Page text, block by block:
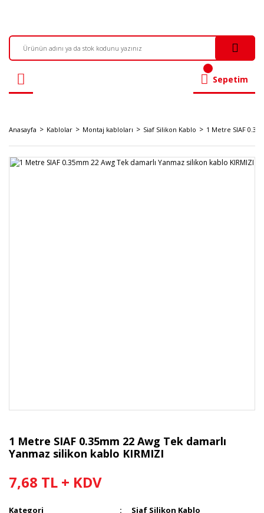
Sepetim
Anasayfa Kablolar Montaj kabloları Siaf Silikon Kablo 1 Metre SIAF
1 Metre SIAF 0.35mm 22 Awg Tek damarlı
Yanmaz silikon kablo KIRMIZI
7,68 TL + KDV
Kategori
Siaf Silikon Kablo